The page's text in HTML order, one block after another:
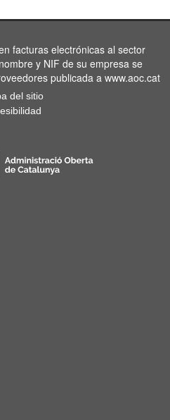
facturas electrónicas al sector
y NIF de su empresa se
publicada a www.aoc.cat
del sitio